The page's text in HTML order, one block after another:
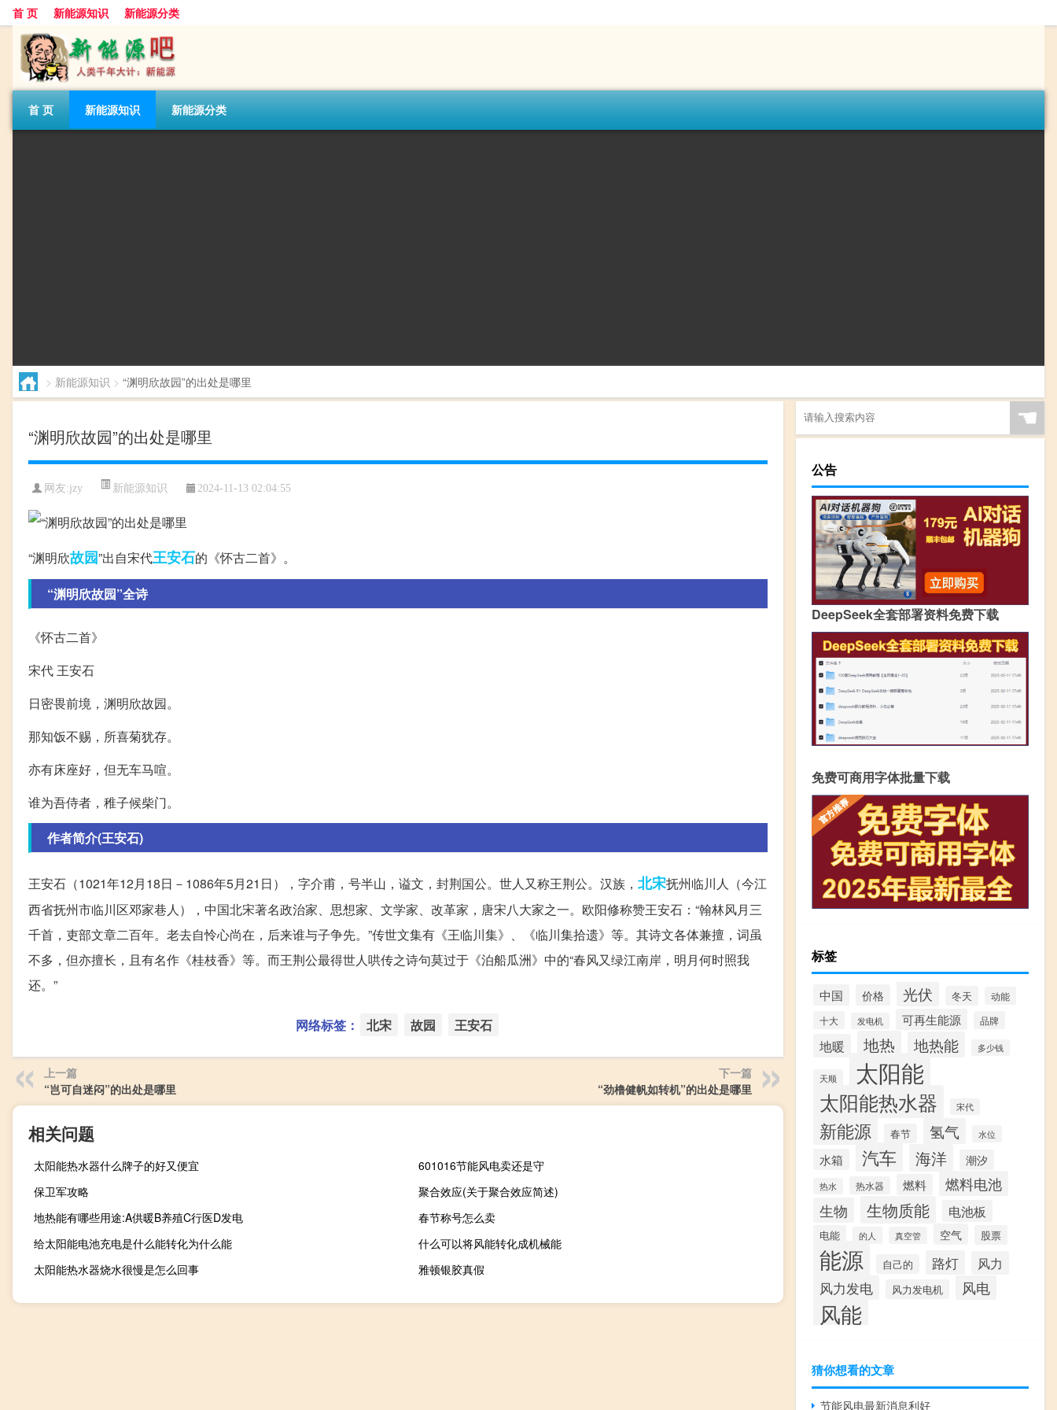
首 页 新能源知识 新能源分类
首 页 新能源知识 新能源分类
> 新能源知识 > “渊明欣故园”的出处是哪里
“渊明欣故园”的出处是哪里
网友:jzy 新能源知识 2024-11-13 02:04:55
“渊明欣故园”出自宋代王安石的《怀古二首》。
“渊明欣故园”全诗
《怀古二首》
宋代 王安石
日密畏前境，渊明欣故园。
那知饭不赐，所喜菊犹存。
亦有床座好，但无车马喧。
谁为吾侍者，稚子候柴门。
作者简介(王安石)
王安石（1021年12月18日－1086年5月21日），字介甫，号半山，谥文，封荆国公。世人又称王荆公。汉族， 北宋抚州临川人（今江
西省抚州市临川区邓家巷人），中国北宋著名政治家、思想家、文学家、改革家，唐宋八大家之一。欧阳修称赞王安石：“翰林风月三
千首，吏部文章二百年。老去自怜心尚在，后来谁与子争先。”传世文集有《王临川集》、《临川集拾遗》等。其诗文各体兼擅，词虽
不多，但亦擅长，且有名作《桂枝香》等。而王荆公最得世人哄传之诗句莫过于《泊船瓜洲》中的“春风又绿江南岸，明月何时照我
还。”
网络标签： 北宋 故园 王安石
上一篇
“岂可自迷闷”的出处是哪里
下一篇
“劲橹健帆如转机”的出处是哪里
相关问题
太阳能热水器什么牌子的好又便宜
601016节能风电卖还是守
保卫军攻略
聚合效应(关于聚合效应简述)
地热能有哪些用途:A供暖B养殖C行医D发电
春节称号怎么卖
给太阳能电池充电是什么能转化为什么能
什么可以将风能转化成机械能
太阳能热水器烧水很慢是怎么回事
雅顿银胶真假
☚
公告
DeepSeek全套部署资料免费下载
免费可商用字体批量下载
标签
中国 价格 光伏 冬天
动能
十大
发电机 可再生能源 品牌
地暖 地热 地热能 多少钱
天顺 太阳能
太阳能热水器 宋代
新能源 春节 氢气 水位
水箱 汽车 海洋 潮汐
热水 热水器 燃料
燃料电池
生物
生物质能 电池板
电能 的人 真空管 空气 股票
能源 自己的 路灯 风力
风力发电 风力发电机 风电
风能
猜你想看的文章
节能风电最新消息利好